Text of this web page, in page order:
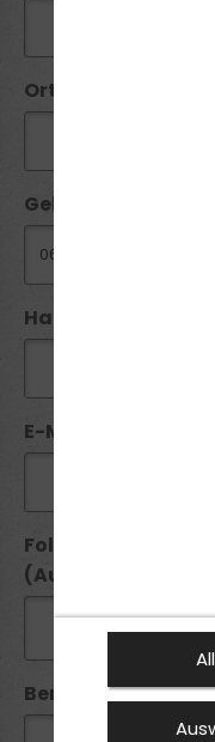
Ort*:
Geburtsdatum:
Handy / Telefon:*
E-Mail*:
Folgende
Bemerkung: